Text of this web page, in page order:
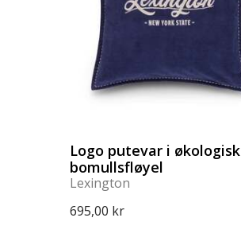
Logo putevar i økologisk
bomullsfløyel
Lexington
695,00 kr